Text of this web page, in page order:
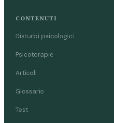
CONTENUTI
Disturbi psicologici
Psicoterapie
Articoli
Glossario
Test